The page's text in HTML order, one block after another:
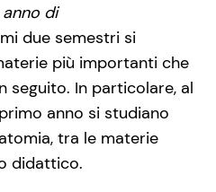
di
due semestri si
più importanti che
seguito. In particolare, al
anno si studiano
tra le materie
didattico.